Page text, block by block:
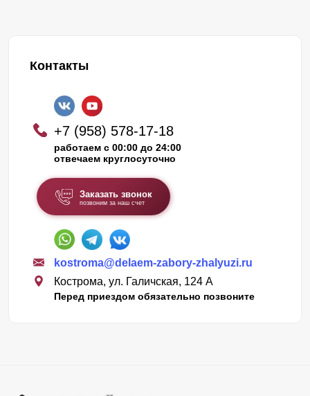
Контакты
+7 (958) 578-17-18
работаем с 00:00 до 24:00
отвечаем круглосуточно
Заказать звонок
позвоним за наш счет
kostroma@delaem-zabory-zhalyuzi.ru
Кострома, ул. Галичская, 124 А
Перед приездом обязательно позвоните